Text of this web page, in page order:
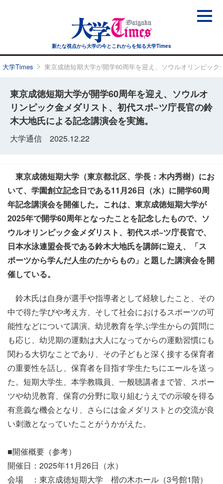
新たな視点から大学の今とこれからを知る大学Times
大学Times 東京成徳短期大学が開学60周年を迎え、ソウルオリンピッ
東京成徳短期大学が開学60周年を迎え、ソウルオ
リンピック金メダリスト、初代スポ−ツ庁長官の鈴
木大地氏による記念講演会を実施。
大学通信 2025.12.22
東京成徳短期大学（東京都北区、学長：木内秀樹）にお
いて、学園創立記念日である11月26日（水）に開学60周
年記念講演会を開催した。これは、東京成徳短期大学が
2025年で開学60周年となったことを記念したもので、ソ
ウルオリンピック金メダリスト、初代スポ−ツ庁長官で、
日本水泳連盟会長である鈴木大地氏を講師に迎え、「ス
ポーツから学んだ人生のたからもの」と題した講演会を開
催している。
鈴木氏は自身が選手や指導者として経験したこと、その
中で得た学びや考え方、そして社会におけるスポーツの可
能性などについて講演。幼児教育を学ぶ学生からの質問に
も応じ、幼児期の運動は大人になってからの運動習慣にも
関わる大切なことであり、その子どもと深く接する保育者
の重要性を話し、保育者を目指す学生たちにエールを送っ
た。短期大学生、本学教職員、一般聴講者まで皆、スポー
ツや幼児教育、保育の分野に取り組むうえでの示唆を得る
有意義な機会となり、さらには金メダリストとの交流が良
い刺激となっていたことがうかがえた。
■開催概要（参考）
開催日：2025年11月26日（水）
会場 ：東京成徳短期大学 楷の木ホール（3号館1階）